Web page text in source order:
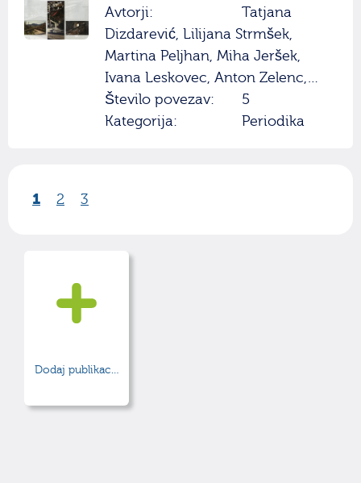
Avtorji:
Tatjana
Dizdarević, Lilijana Strmšek,
Martina Peljhan, Miha Jeršek,
Ivana Leskovec, Anton Zelenc,…
Število povezav:
5
Kategorija:
Periodika
1 2 3
Dodaj publikacijo